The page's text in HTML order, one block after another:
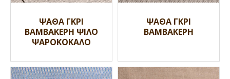
ΨΑΘΑ ΓΚΡΙ
ΒΑΜΒΑΚΕΡΗ ΨΙΛΟ
ΨΑΡΟΚΟΚΑΛΟ
ΨΑΘΑ ΓΚΡΙ
ΒΑΜΒΑΚΕΡΗ